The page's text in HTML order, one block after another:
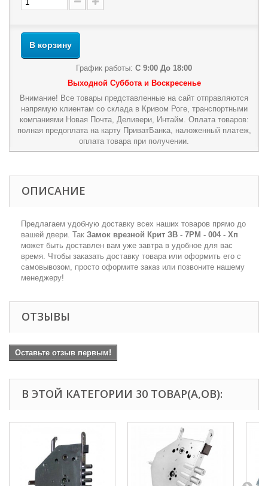
В корзину
График работы: С 9:00 До 18:00
Выходной Суббота и Воскресенье
Внимание! Все товары представленные на сайт отправляются
напрямую клиентам со склада в Кривом Роге, транспортными
компаниями Новая Почта, Деливери, Интайм. Оплата товаров:
полная предоплата на карту ПриватБанка, наложенный платеж,
оплата товара при получении.
ОПИСАНИЕ
Предлагаем удобную доставку всех наших товаров прямо до
вашей двери. Так Замок врезной Крит ЗВ - 7РМ - 004 - Хп
может быть доставлен вам уже завтра в удобное для вас
время. Чтобы заказать доставку товара или оформить его с
самовывозом, просто оформите заказ или позвоните нашему
менеджеру!
ОТЗЫВЫ
Оставьте отзыв первым!
В ЭТОЙ КАТЕГОРИИ 30 ТОВАР(А,ОВ):